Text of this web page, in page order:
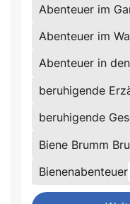
Abenteuer im
Abenteuer im
Abenteuer in
beruhigende
beruhigende
Biene Brumm
Bienenabenteuer